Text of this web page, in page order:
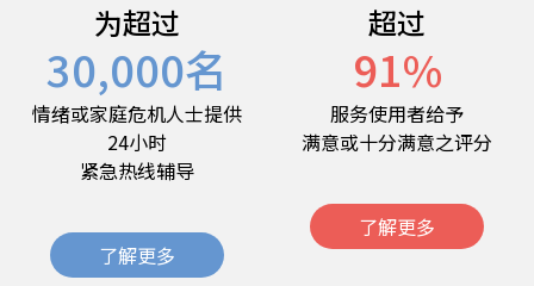
为超过
30,000名
情绪或家庭危机人士提供
24小时
紧急热线辅导
了解更多
超过
91%
服务使用者给予
满意或十分满意之评分
了解更多